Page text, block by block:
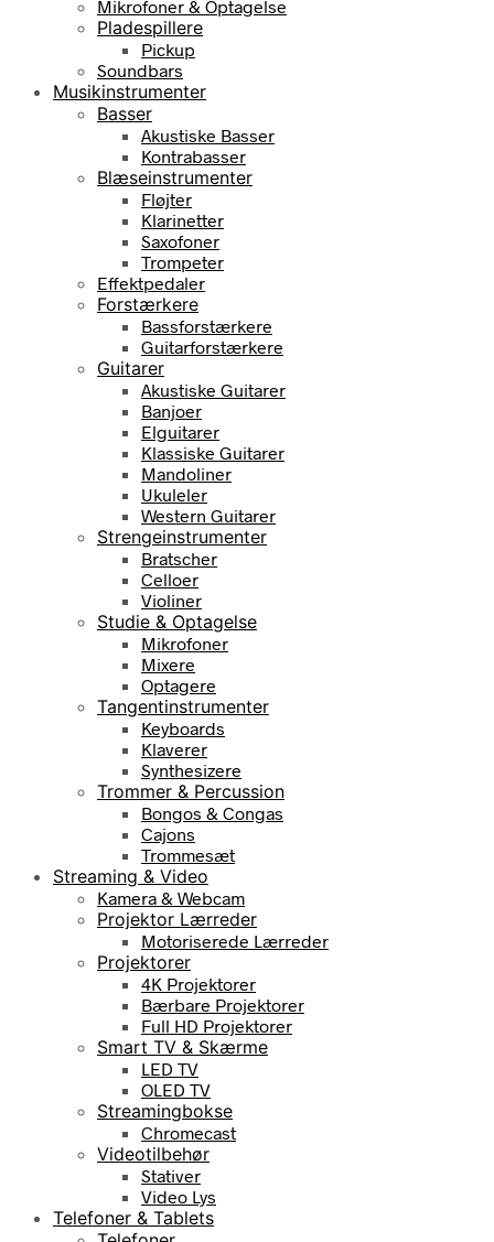
Mikrofoner & Optagelse
Pladespillere
Pickup
Soundbars
Musikinstrumenter
Basser
Akustiske Basser
Kontrabasser
Blæseinstrumenter
Fløjter
Klarinetter
Saxofoner
Trompeter
Effektpedaler
Forstærkere
Bassforstærkere
Guitarforstærkere
Guitarer
Akustiske Guitarer
Banjoer
Elguitarer
Klassiske Guitarer
Mandoliner
Ukuleler
Western Guitarer
Strengeinstrumenter
Bratscher
Celloer
Violiner
Studie & Optagelse
Mikrofoner
Mixere
Optagere
Tangentinstrumenter
Keyboards
Klaverer
Synthesizere
Trommer & Percussion
Bongos & Congas
Cajons
Trommesæt
Streaming & Video
Kamera & Webcam
Projektor Lærreder
Motoriserede Lærreder
Projektorer
4K Projektorer
Bærbare Projektorer
Full HD Projektorer
Smart TV & Skærme
LED TV
OLED TV
Streamingbokse
Chromecast
Videotilbehør
Stativer
Video Lys
Telefoner & Tablets